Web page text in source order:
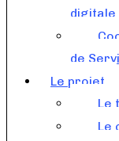
digitale
de
Le projet
Le
Le